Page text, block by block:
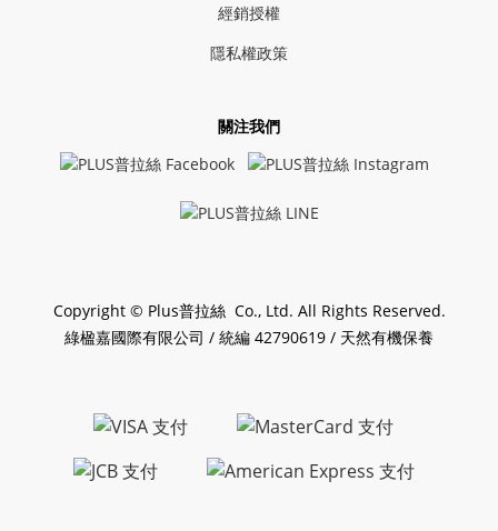
經銷授權
隱私權政策
關注我們
Copyright © Plus普拉絲 Co., Ltd. All Rights Reserved.
綠楹嘉國際有限公司 / 統編 42790619 / 天然有機保養